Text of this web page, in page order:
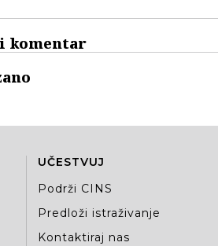
komentar
UČESTVUJ
Podrži CINS
Predloži istraživanje
Kontaktiraj nas